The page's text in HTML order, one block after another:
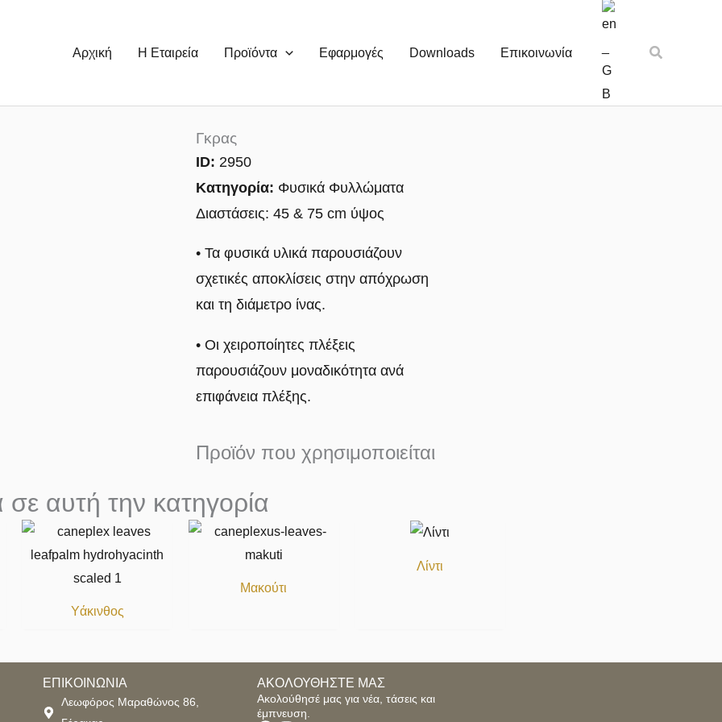
Αρχική Η Εταιρεία Προϊόντα Εφαρμογές Downloads Επικοινωνία Αναζήτηση
Γκρας
ID: 2950
Κατηγορία: Φυσικά Φυλλώματα
Διαστάσεις: 45 & 75 cm ύψος
• Τα φυσικά υλικά παρουσιάζουν
σχετικές αποκλίσεις στην απόχρωση
και τη διάμετρο ίνας.
• Οι χειροποίητες πλέξεις
παρουσιάζουν μοναδικότητα ανά
επιφάνεια πλέξης.
Προϊόν που χρησιμοποιείται
σε αυτή την κατηγορία
Υάκινθος
Μακούτι
Λίντι
ΕΠΙΚΟΙΝΩΝΙΑ
Λεωφόρος Μαραθώνος 86,
ΑΚΟΛΟΥΘΗΣΤΕ ΜΑΣ
Ακολούθησέ μας για νέα, τάσεις και
έμπνευση.